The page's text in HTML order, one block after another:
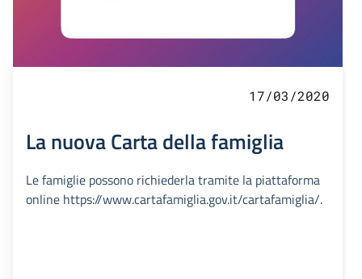
17/03/2020
La nuova Carta della famiglia
Le famiglie possono richiederla tramite la piattaforma
online https://www.cartafamiglia.gov.it/cartafamiglia/.